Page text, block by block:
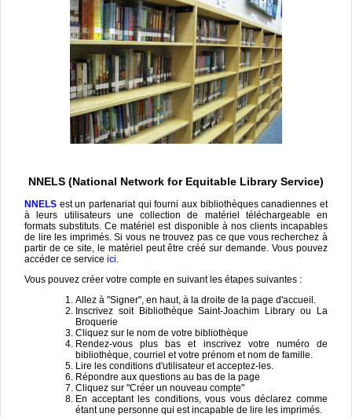
NNELS (National Network for Equitable Library Service)
NNELS est un partenariat qui fourni aux bibliothèques canadiennes et
à leurs utilisateurs une collection de matériel téléchargeable en
formats substituts. Ce matériel est disponible à nos clients incapables
de lire les imprimés. Si vous ne trouvez pas ce que vous recherchez à
partir de ce site, le matériel peut être créé sur demande. Vous pouvez
accéder ce service ici.
Vous pouvez créer votre compte en suivant les étapes suivantes :
Allez à "Signer", en haut, à la droite de la page d'accueil.
Inscrivez soit Bibliothèque Saint-Joachim Library ou La
Broquerie
Cliquez sur le nom de votre bibliothèque
Rendez-vous plus bas et inscrivez votre numéro de
bibliothèque, courriel et votre prénom et nom de famille.
Lire les conditions d'utilisateur et acceptez-les.
Répondre aux questions au bas de la page
Cliquez sur "Créer un nouveau compte"
En acceptant les conditions, vous vous déclarez comme
étant une personne qui est incapable de lire les imprimés.